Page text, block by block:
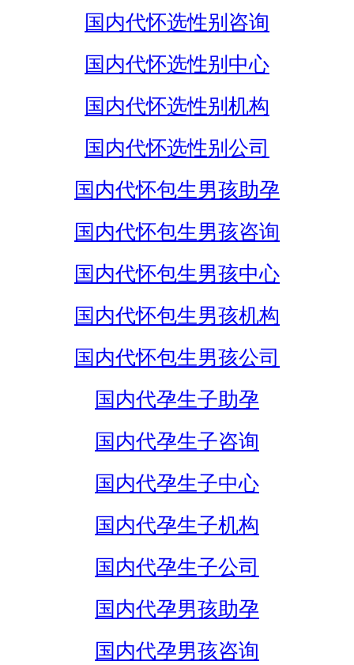
国内代怀选性别咨询
国内代怀选性别中心
国内代怀选性别机构
国内代怀选性别公司
国内代怀包生男孩助孕
国内代怀包生男孩咨询
国内代怀包生男孩中心
国内代怀包生男孩机构
国内代怀包生男孩公司
国内代孕生子助孕
国内代孕生子咨询
国内代孕生子中心
国内代孕生子机构
国内代孕生子公司
国内代孕男孩助孕
国内代孕男孩咨询